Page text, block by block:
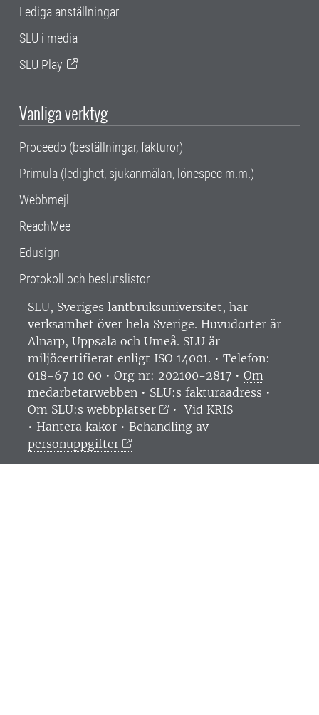
Lediga anställningar
SLU i media
SLU Play
Vanliga verktyg
Proceedo (beställningar, fakturor)
Primula (ledighet, sjukanmälan, lönespec m.m.)
Webbmejl
ReachMee
Edusign
Protokoll och beslutslistor
SLU, Sveriges lantbruksuniversitet, har
verksamhet över hela Sverige. Huvudorter är
Alnarp, Uppsala och Umeå. SLU är
miljöcertifierat enligt ISO 14001. • Telefon:
018-67 10 00 • Org nr: 202100-2817 • Om
medarbetarwebben • SLU:s fakturaadress •
Om SLU:s webbplatser
•Vid KRIS
• Hantera kakor • Behandling av
personuppgifter